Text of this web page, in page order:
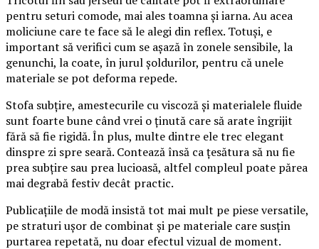
pentru seturi comode, mai ales toamna și iarna. Au acea
moliciune care te face să le alegi din reflex. Totuși, e
important să verifici cum se așază în zonele sensibile, la
genunchi, la coate, în jurul șoldurilor, pentru că unele
materiale se pot deforma repede.
Stofa subțire, amestecurile cu viscoză și materialele fluide
sunt foarte bune când vrei o ținută care să arate îngrijit
fără să fie rigidă. În plus, multe dintre ele trec elegant
dinspre zi spre seară. Contează însă ca țesătura să nu fie
prea subțire sau prea lucioasă, altfel compleul poate părea
mai degrabă festiv decât practic.
Publicațiile de modă insistă tot mai mult pe piese versatile,
pe straturi ușor de combinat și pe materiale care susțin
purtarea repetată, nu doar efectul vizual de moment.